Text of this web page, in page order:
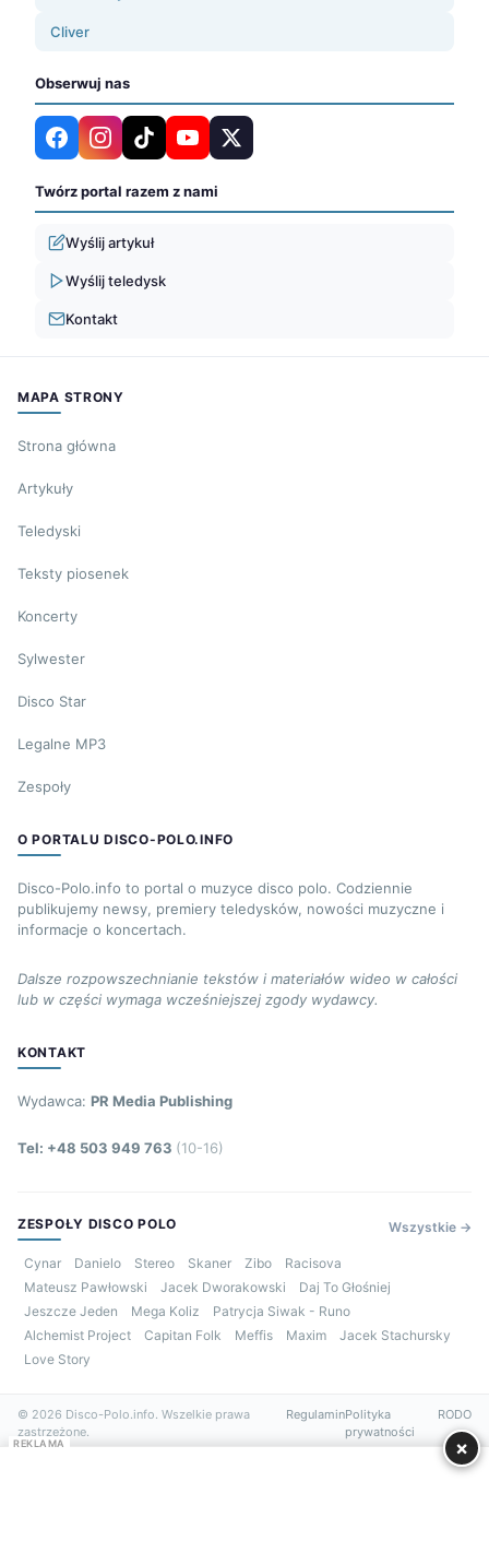
Cliver
Obserwuj nas
Twórz portal razem z nami
Wyślij artykuł
Wyślij teledysk
Kontakt
MAPA STRONY
Strona główna
Artykuły
Teledyski
Teksty piosenek
Koncerty
Sylwester
Disco Star
Legalne MP3
Zespoły
O PORTALU DISCO-POLO.INFO
Disco-Polo.info to portal o muzyce disco polo. Codziennie
publikujemy newsy, premiery teledysków, nowości muzyczne i
informacje o koncertach.
Dalsze rozpowszechnianie tekstów i materiałów wideo w całości
lub w części wymaga wcześniejszej zgody wydawcy.
KONTAKT
Wydawca: PR Media Publishing
Tel: +48 503 949 763 (10-16)
ZESPOŁY DISCO POLO Wszystkie →
Cynar Danielo Stereo Skaner Zibo
Racisova
Mateusz Pawłowski
Jacek Dworakowski
Daj To Głośniej
Jeszcze Jeden
Mega Koliz
Patrycja Siwak - Runo
Alchemist Project
Capitan Folk Meffis Maxim
Jacek Stachursky
Love Story
© 2026 Disco-Polo.info. Wszelkie prawa
zastrzeżone.
RegulaminPolityka
prywatności
RODO
REKLAMA ×